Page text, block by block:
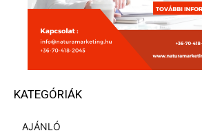
KATEGÓRIÁK
AJÁNLÓ